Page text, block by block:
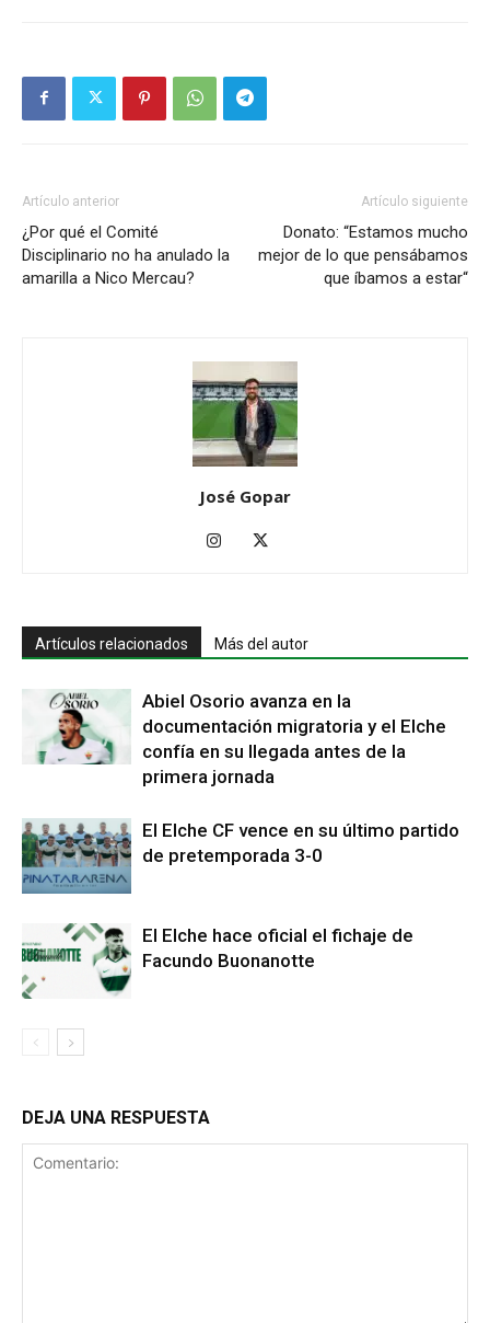
Artículo anterior
¿Por qué el Comité
Disciplinario no ha anulado la
amarilla a Nico Mercau?
Artículo siguiente
Donato: “Estamos mucho
mejor de lo que pensábamos
que íbamos a estar“
José Gopar
Artículos relacionados Más del autor
Abiel Osorio avanza en la
documentación migratoria y el Elche
confía en su llegada antes de la
primera jornada
El Elche CF vence en su último partido
de pretemporada 3-0
El Elche hace oficial el fichaje de
Facundo Buonanotte
DEJA UNA RESPUESTA